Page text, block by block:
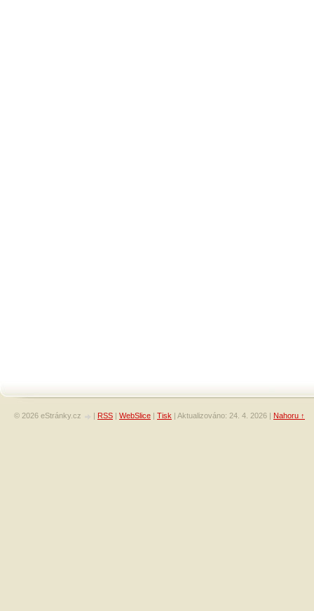
© 2026 eStránky.cz | RSS | WebSlice | Tisk | Aktualizováno: 24. 4. 2026 | Nahoru ↑